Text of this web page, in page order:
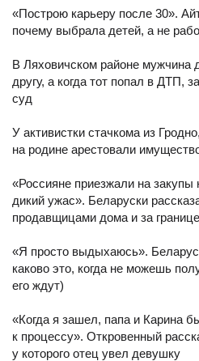
«Построю карьеру после 30».
почему выбрала детей, а не
В Ляховичском районе мужчина
другу, а когда тот попал в ДТП,
суд
У активистки стачкома из
на родине арестовали
«Россияне приезжали на
дикий ужас». Беларуски
продавщицами дома и за
«Я просто выдыхаюсь».
каково это, когда не можешь
его ждут)
«Когда я зашел, папа и Карина
к процессу». Откровенный
у которого отец увел девушку